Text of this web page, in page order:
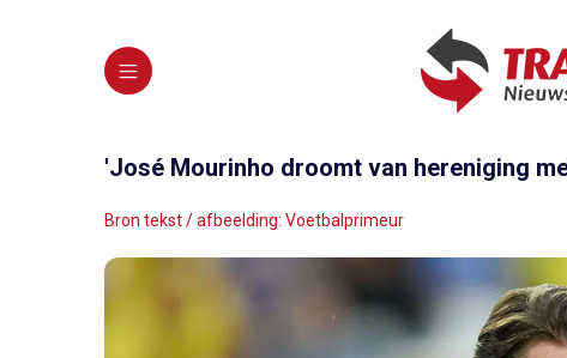
'José Mourinho droomt van hereniging
Bron tekst / afbeelding: Voetbalprimeur